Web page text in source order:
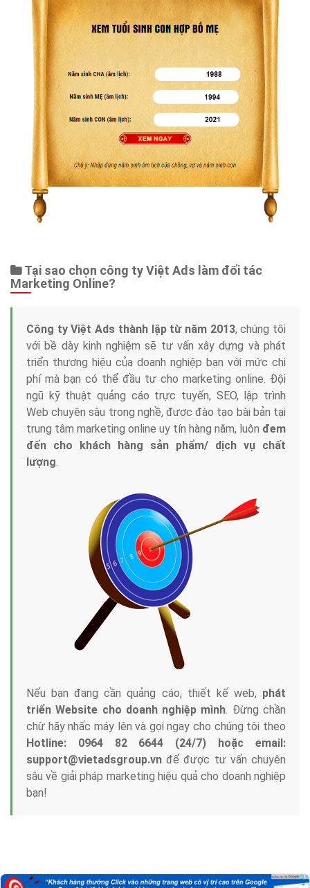
Tại sao chọn công ty Việt Ads làm đối tác
Marketing Online?
Công ty Việt Ads thành lập từ năm 2013, chúng tôi
với bề dày kinh nghiệm sẽ tư vấn xây dựng và phát
triển thương hiệu của doanh nghiệp bạn với mức chi
phí mà bạn có thể đầu tư cho marketing online. Đội
ngũ kỹ thuật quảng cáo trực tuyến, SEO, lập trình
Web chuyên sâu trong nghề, được đào tạo bài bản tại
trung tâm marketing online uy tín hàng năm, luôn đem
đến cho khách hàng sản phẩm/ dịch vụ chất
lượng.
Nếu bạn đang cần quảng cáo, thiết kế web, phát
triển Website cho doanh nghiệp mình. Đừng chần
chừ hãy nhấc máy lên và gọi ngay cho chúng tôi theo
Hotline: 0964 82 6644 (24/7) hoặc email:
support@vietadsgroup.vn để được tư vấn chuyên
sâu về giải pháp marketing hiệu quả cho doanh nghiệp
bạn!